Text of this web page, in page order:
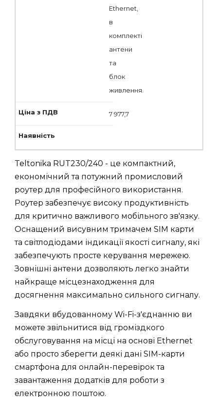
Ethernet,
в
комплекті
антени
та
блок
живлення.
7 977,7
Teltonika RUT230/240 - це компактний,
економічний та потужний промисловий
роутер для професійного використання.
Роутер забезпечує високу продуктивність
для критично важливого мобільного зв'язку.
Оснащений висувним тримачем SIM карти
та світлодіодами індикації якості сигналу, які
забезпечують просте керування мережею.
Зовнішні антени дозволяють легко знайти
найкраще місцезнаходження для
досягнення максимально сильного сигналу.
Завдяки вбудованному Wi-Fi-з'єднанню ви
можете звільнитися від громіздкого
обслуговування на місці на основі Ethernet
або просто зберегти деякі дані SIM-карти
смартфона для онлайн-перевірок та
завантаження додатків для роботи з
електронною поштою.